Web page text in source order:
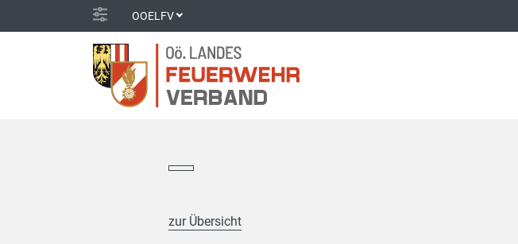
OOELFV
zur Übersicht